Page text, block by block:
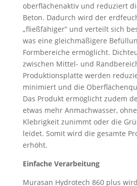
oberflächenaktiv und reduziert
Beton. Dadurch wird der
„fließfähiger” und verteilt sich
was eine gleichmäßigere
Formbereiche ermöglicht.
zwischen Mittel- und
Produktionsplatte werden
minimiert und die
Das Produkt ermöglicht zudem
etwas mehr Anmachwasser,
Klebrigkeit zunimmt oder die
leidet. Somit wird die gesamte
erhöht.
Einfache Verarbeitung
Murasan Hydrotech 860 plus